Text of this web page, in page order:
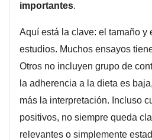
importantes.
Aquí está la clave: el tamaño y
estudios. Muchos ensayos
Otros no incluyen grupo de
la adherencia a la dieta es
más la interpretación. Incluso
positivos, no siempre queda
relevantes o simplemente